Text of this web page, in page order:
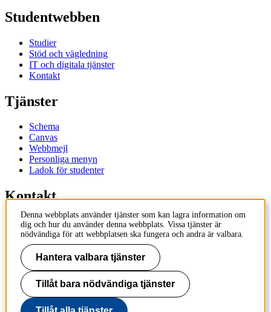
Studentwebben
Studier
Stöd och vägledning
IT och digitala tjänster
Kontakt
Tjänster
Schema
Canvas
Webbmejl
Personliga menyn
Ladok för studenter
Kontakt
Kontakta utbildningsprogram
Kontakta kurs
IT-support
KTH Entré
KTH
100 44 Stockholm
+46 8 790 60 00
Denna webbplats använder tjänster som kan lagra information om
dig och hur du använder denna webbplats. Vissa tjänster är
nödvändiga för att webbplatsen ska fungera och andra är valbara.
Hantera valbara tjänster
Tillåt bara nödvändiga tjänster